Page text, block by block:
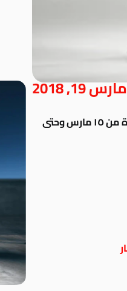
مارس 19, 2018
أقيمت بطولة الجمهورية للسلاح تحت ١٧ سنة بإستاد القاهرة خلال الفترة من ١٥ مارس وحتى